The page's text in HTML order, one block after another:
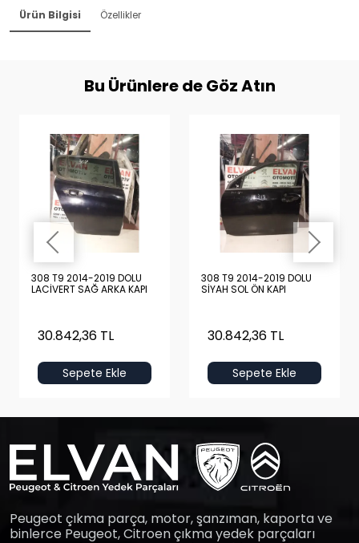
Ürün Bilgisi Özellikler
Bu Ürünlere de Göz Atın
308 T9 2014-2019 DOLU
LACİVERT SAĞ ARKA KAPI
30.842,36 TL
Sepete Ekle
308 T9 2014-2019 DOLU
SİYAH SOL ÖN KAPI
30.842,36 TL
Sepete Ekle
Peugeot çıkma parça, motor, şanzıman, kaporta ve
binlerce Peugeot, Citroen çıkma yedek parçaları